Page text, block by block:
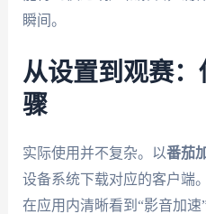
瞬间。
从设置到观赛
骤
实际使用并不复杂。以番茄
设备系统下载对应的客户端
在应用内清晰看到“影音加